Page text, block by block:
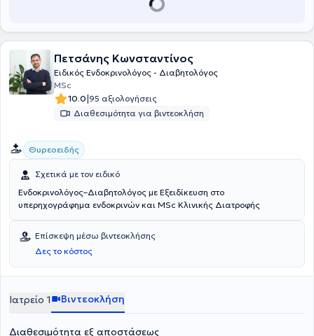
ενδοκρινολογίας. Τέλος, είναι μέλος του Ιατρικού Συλλόγου Αθηνών
Πετσάνης Κωνσταντίνος
Ειδικός Ενδοκρινολόγος - Διαβητολόγος
MSc
10.0|95 αξιολογήσεις
Διαθεσιμότητα για βιντεοκλήση
Θυρεοειδής
Σχετικά με τον ειδικό
Ενδοκρινολόγος–Διαβητολόγος με Εξειδίκευση στο
υπερηχογράφημα ενδοκρινών και MSc Κλινικής Διατροφής
Επίσκεψη μέσω βιντεοκλήσης
Δες το κόστος
Ιατρείο 1 Βιντεοκλήση
Διαθεσιμότητα εξ αποστάσεως